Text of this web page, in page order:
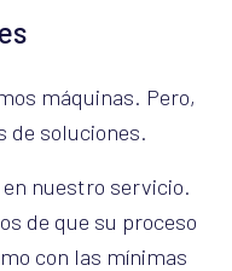
máquinas. Pero,
de soluciones.
nuestro servicio.
de que su proceso
con las mínimas